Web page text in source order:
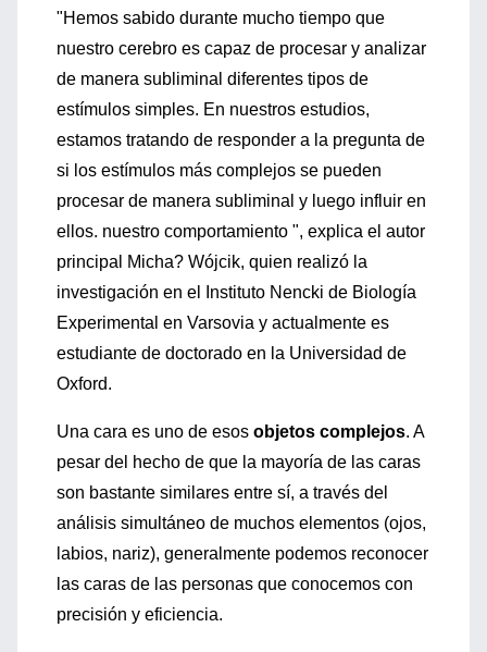
"Hemos sabido durante mucho tiempo que
nuestro cerebro es capaz de procesar y analizar
de manera subliminal diferentes tipos de
estímulos simples. En nuestros estudios,
estamos tratando de responder a la pregunta de
si los estímulos más complejos se pueden
procesar de manera subliminal y luego influir en
ellos. nuestro comportamiento ", explica el autor
principal Micha? Wójcik, quien realizó la
investigación en el Instituto Nencki de Biología
Experimental en Varsovia y actualmente es
estudiante de doctorado en la Universidad de
Oxford.
Una cara es uno de esos objetos complejos. A
pesar del hecho de que la mayoría de las caras
son bastante similares entre sí, a través del
análisis simultáneo de muchos elementos (ojos,
labios, nariz), generalmente podemos reconocer
las caras de las personas que conocemos con
precisión y eficiencia.